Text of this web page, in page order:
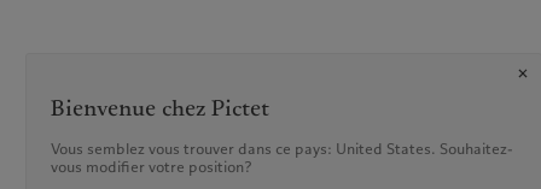
Bienvenue chez Pictet
Vous semblez vous trouver dans ce pays: United States. Souhaitez-
vous modifier votre position?